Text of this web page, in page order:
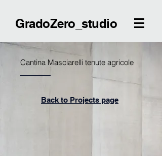
GradoZero_studio
Cantina Masciarelli tenute agricole
Back to Projects page